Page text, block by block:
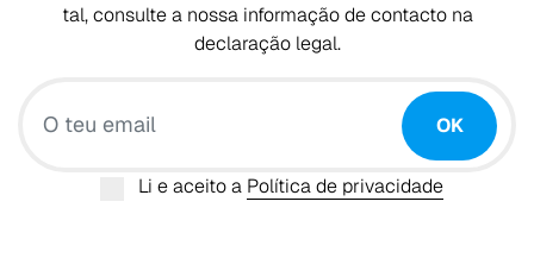
tal, consulte a nossa informação de contacto na
declaração legal.
OK
Li e aceito a Política de privacidade